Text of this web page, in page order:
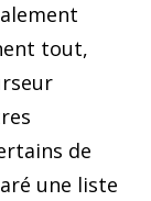
tout,
de
une liste